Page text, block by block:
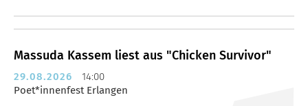
Massuda Kassem liest aus "Chicken Survivor"
29.08.2026
14:00
Poet*innenfest Erlangen